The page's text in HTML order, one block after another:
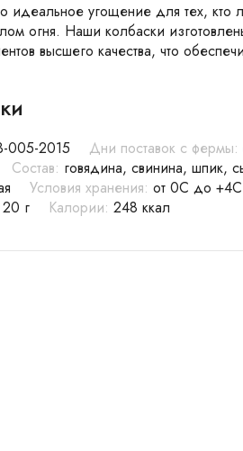
идеальное угощение для тех, кто
огня. Наши колбаски
высшего качества, что
005-2015 Дни поставок с фермы:
Состав: говядина, свинина, шпик,
Условия хранения: от 0С до +4С
20 г Калории: 248 ккал